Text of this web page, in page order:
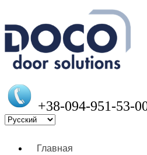
+38-094-951-53-
Главная